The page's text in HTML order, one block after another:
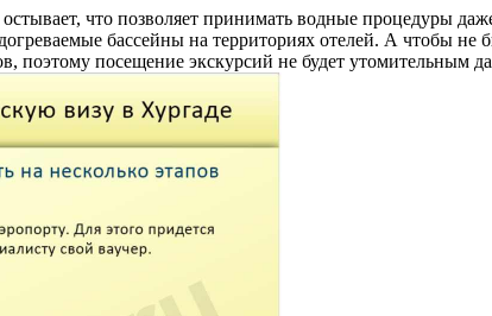
что позволяет принимать водные процедуры
бассейны на территориях отелей. А чтобы
поэтому посещение экскурсий не будет утомительным